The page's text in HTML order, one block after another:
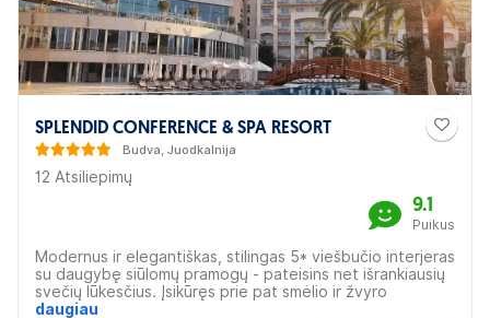
SPLENDID CONFERENCE & SPA RESORT
Budva, Juodkalnija
12 Atsiliepimų
9.1
Puikus
Modernus ir elegantiškas, stilingas 5* viešbučio interjeras
su daugybę siūlomų pramogų - pateisins net išrankiausių
svečių lūkesčius. Įsikūręs prie pat smėlio ir žvyro
paplūdimio, jis buvo suprojektuotas atsižvelgiant į
daugiau